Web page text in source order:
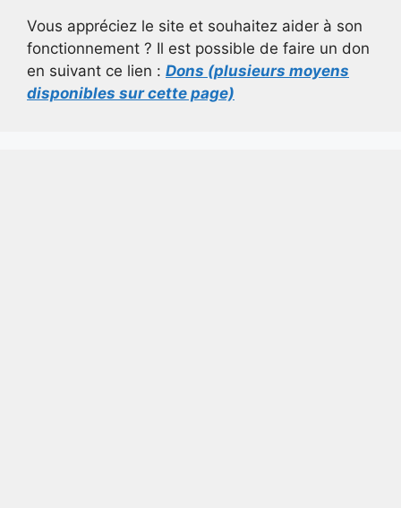
Vous appréciez le site et souhaitez aider à son
fonctionnement ? Il est possible de faire un don
en suivant ce lien : Dons (plusieurs moyens
disponibles sur cette page)